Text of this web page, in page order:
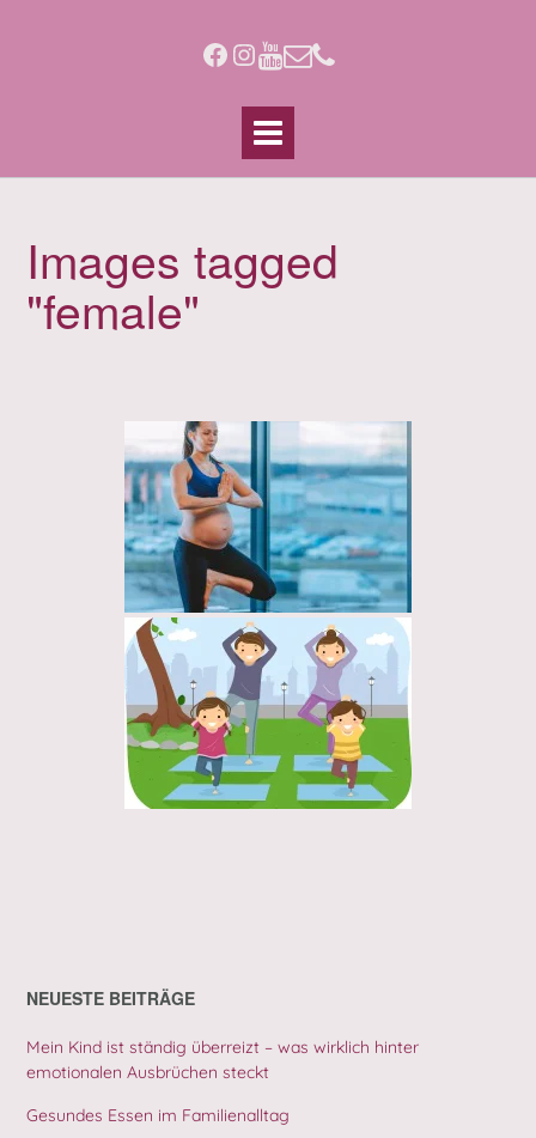
Facebook
Instagram
Images tagged
"female"
NEUESTE BEITRÄGE
Mein Kind ist ständig überreizt – was wirklich hinter
emotionalen Ausbrüchen steckt
Gesundes Essen im Familienalltag